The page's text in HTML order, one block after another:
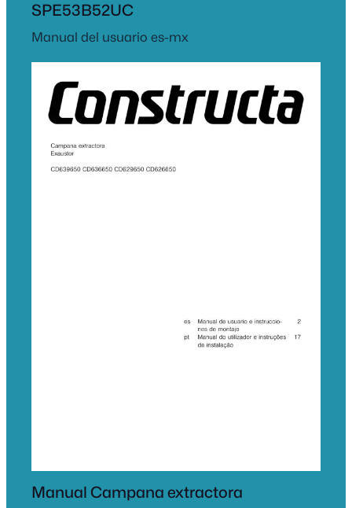
SPE53B52UC
Manual del usuario es-mx
Manual Campana extractora